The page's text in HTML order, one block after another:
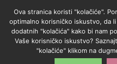
Ova stranica koristi "kolačiće".
optimalno korisničko iskustvo, da
dodatnih "kolačića" kako bi nam
Vaše korisničko iskustvo?
"kolačiće" klikom na